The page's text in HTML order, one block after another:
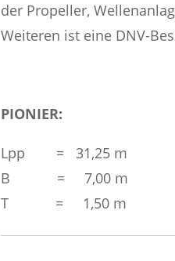
der Propeller,
Weiteren ist eine DNV-
PIONIER:
Lpp =
B =
T = 1,50 m